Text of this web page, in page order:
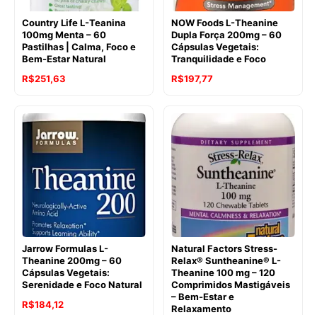
Country Life L-Teanina
100mg Menta – 60
Pastilhas | Calma, Foco e
Bem-Estar Natural
O
original
era:
R$262,61.
R$251,63
é:
R$251,63.
NOW Foods L-Theanine
Dupla Força 200mg – 60
Cápsulas Vegetais:
Tranquilidade e Foco
O
original
era:
R$286,55.
R$197,77O
R$197,77.
Jarrow Formulas L-
Theanine 200mg – 60
Cápsulas Vegetais:
Serenidade e Foco Natural
O
R$184,12O
Natural Factors Stress-
Relax® Suntheanine® L-
Theanine 100 mg – 120
Comprimidos Mastigáveis
– Bem-Estar e
Relaxamento